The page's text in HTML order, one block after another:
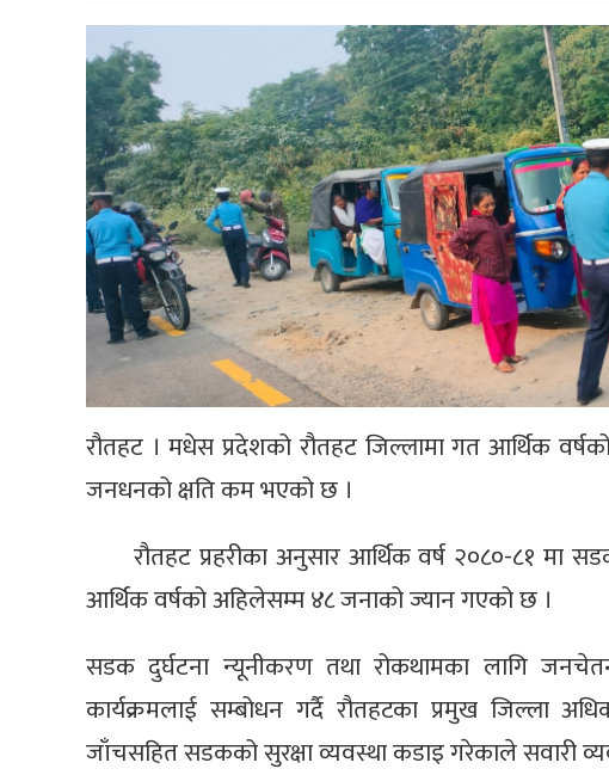
रौतहट । मधेस प्रदेशको रौतहट जिल्लामा गत आर्थिक
जनधनको क्षति कम भएको छ ।
रौतहट प्रहरीका अनुसार आर्थिक वर्ष २०८०-८१ मा
आर्थिक वर्षको अहिलेसम्म ४८ जनाको ज्यान गएको छ ।
सडक दुर्घटना न्यूनीकरण तथा रोकथामका लागि
कार्यक्रमलाई सम्बोधन गर्दै रौतहटका प्रमुख जिल्ला
जाँचसहित सडकको सुरक्षा व्यवस्था कडाइ गरेकाले सवारी